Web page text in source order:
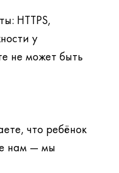
HTTPS,
у
не может быть
что ребёнок
нам — мы